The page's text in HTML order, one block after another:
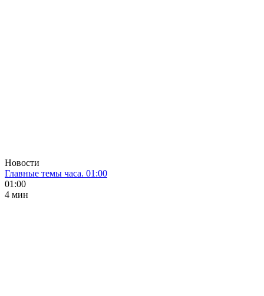
Новости
Главные темы часа. 01:00
01:00
4 мин